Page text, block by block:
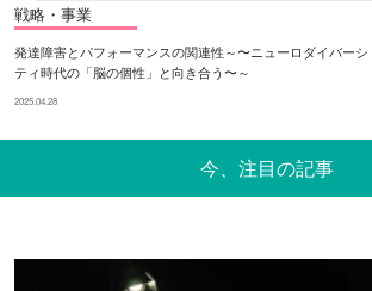
戦略・事業
発達障害とパフォーマンスの関連性～〜ニューロダイバーシ
ティ時代の「脳の個性」と向き合う〜～
2025.04.28
今、注目の記事